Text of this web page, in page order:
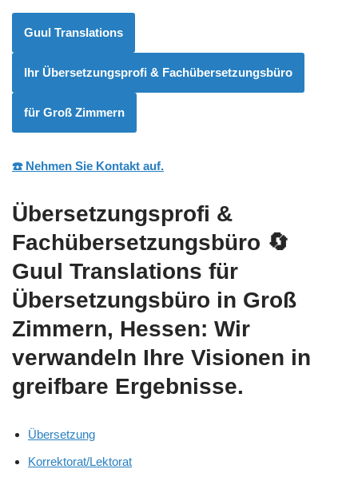
Guul Translations
Ihr Übersetzungsprofi & Fachübersetzungsbüro
für Groß Zimmern
☎️ Nehmen Sie Kontakt auf.
Übersetzungsprofi &
Fachübersetzungsbüro 🔄
Guul Translations für
Übersetzungsbüro in Groß
Zimmern, Hessen: Wir
verwandeln Ihre Visionen in
greifbare Ergebnisse.
Übersetzung
Korrektorat/Lektorat